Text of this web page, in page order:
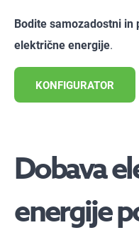
Bodite samozadostni
električne energije.
KONFIGURATOR
Dobava
energije